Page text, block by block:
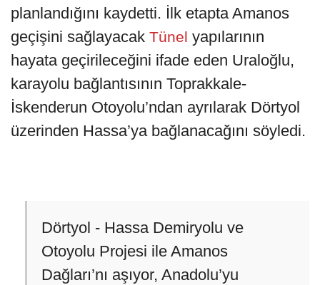
planlandığını kaydetti. İlk etapta Amanos
geçişini sağlayacak Tünel yapılarının
hayata geçirileceğini ifade eden Uraloğlu,
karayolu bağlantısının Toprakkale-
İskenderun Otoyolu’ndan ayrılarak Dörtyol
üzerinden Hassa’ya bağlanacağını söyledi.
Dörtyol - Hassa Demiryolu ve
Otoyolu Projesi ile Amanos
Dağları’nı aşıyor, Anadolu’yu